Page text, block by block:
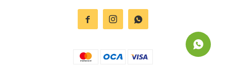
  